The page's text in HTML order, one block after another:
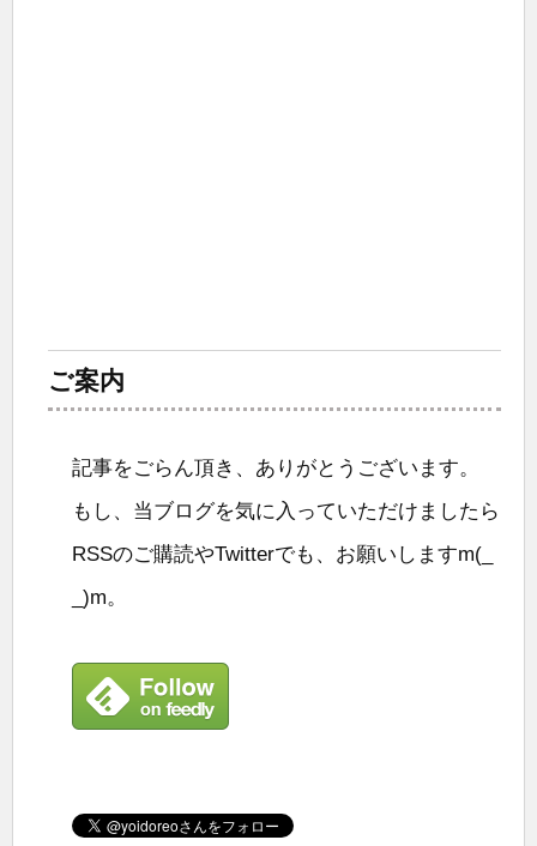
ご案内
記事をごらん頂き、ありがとうございます。
もし、当ブログを気に入っていただけましたら
RSSのご購読やTwitterでも、お願いしますm(_
_)m。